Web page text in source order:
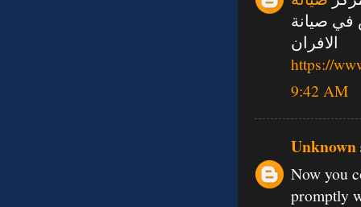
في صيانة
الافران
https://
9:42 AM
Unknown
Now you
promptly